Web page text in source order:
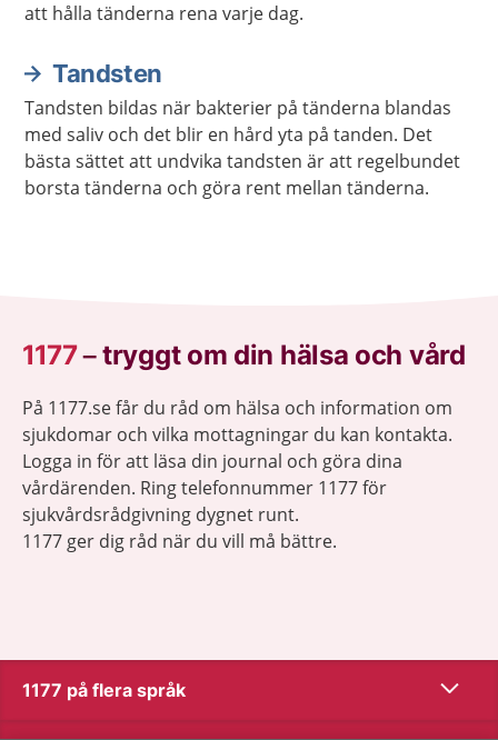
att hålla tänderna rena varje dag.
Tandsten
Tandsten bildas när bakterier på tänderna blandas
med saliv och det blir en hård yta på tanden. Det
bästa sättet att undvika tandsten är att regelbundet
borsta tänderna och göra rent mellan tänderna.
1177–tryggt om din hälsa och vård
På 1177.se får du råd om hälsa och information om
sjukdomar och vilka mottagningar du kan kontakta.
Logga in för att läsa din journal och göra dina
vårdärenden. Ring telefonnummer 1177 för
sjukvårdsrådgivning dygnet runt.
1177 ger dig råd när du vill må bättre.
1177 på flera språk Visa